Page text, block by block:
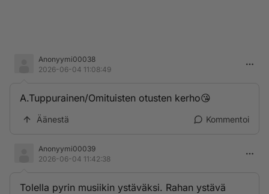
Anonyymi00038
2026-06-04 11:08:49
A.Tuppurainen/Omituisten otusten kerho😘
Äänestä Kommentoi
Anonyymi00039
2026-06-04 11:42:38
Tolella pyrin musiikin ystäväksi. Rahan ystävä